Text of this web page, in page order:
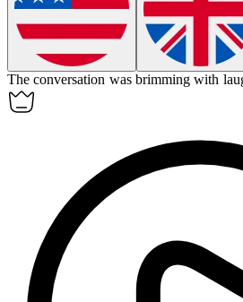
The conversation was brimming with